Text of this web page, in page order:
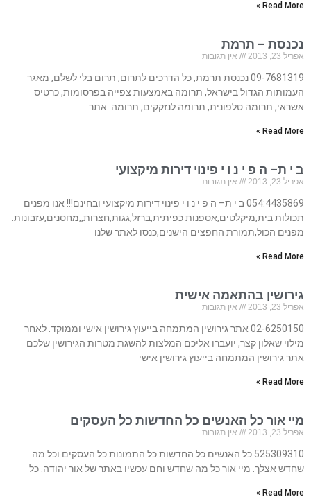
Read More »
נכנסת – תרמת
אפריל 23, 2013 אין תגובות
09-7681319 נכנסת תרמת, כל הדרכים לתרום, תרום בלי לשלם, מאגר
העמותות הגדול בישראל, תרומה באמצעות צפייה בפרסומות, כרטיס
אשראי, תרומה טלפונית, תרומה לנזקקים, תרומה. אתר
Read More »
ב י ת– ה פ י נ ו י פינוי דירות מיקצועי
אפריל 23, 2013 אין תגובות
054:4435869 ב י ת– ה פ י נ ו י פינוי דירות מיקצועי ובחינם!!! אנו מפנים
תכולות בית,מיקלטים,אספנות כפיתית,ברזל,גגות,חצרות,,מחסנים,עזבונות.
מפנים הכול,תמורת החפצים הישנים,כנסו לאתר שלנו
Read More »
גירושין בהתאמה אישית
אפריל 23, 2013 אין תגובות
02-6250150 אתר גירושין המתמחה בייעוץ גירושין אישי וממוקד. לאחר
מילוי שאלון קצר, יועברו אליכם המלצות להשגת מטרות הגירושין שלכם
אתר גירושין המתמחה בייעוץ גירושין אישי
Read More »
מיי אור כל האנשים כל החדשות כל העסקים
אפריל 23, 2013 אין תגובות
525309310 כל האנשים כל החדשות כל התמונות כל העסקים וכל מה
שחדש אצלך. מיי אור כל מה שחדש וחם עכשיו באתר של אור יהודה. כל
Read More »